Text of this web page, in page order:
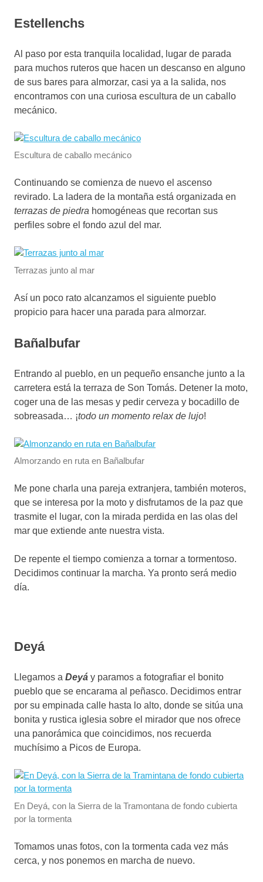
Estellenchs
Al paso por esta tranquila localidad, lugar de parada
para muchos ruteros que hacen un descanso en alguno
de sus bares para almorzar, casi ya a la salida, nos
encontramos con una curiosa escultura de un caballo
mecánico.
Escultura de caballo mecánico
Continuando se comienza de nuevo el ascenso
revirado. La ladera de la montaña está organizada en
terrazas de piedra homogéneas que recortan sus
perfiles sobre el fondo azul del mar.
Terrazas junto al mar
Así un poco rato alcanzamos el siguiente pueblo
propicio para hacer una parada para almorzar.
Bañalbufar
Entrando al pueblo, en un pequeño ensanche junto a la
carretera está la terraza de Son Tomás. Detener la moto,
coger una de las mesas y pedir cerveza y bocadillo de
sobreasada… ¡todo un momento relax de lujo!
Almorzando en ruta en Bañalbufar
Me pone charla una pareja extranjera, también moteros,
que se interesa por la moto y disfrutamos de la paz que
trasmite el lugar, con la mirada perdida en las olas del
mar que extiende ante nuestra vista.
De repente el tiempo comienza a tornar a tormentoso.
Decidimos continuar la marcha. Ya pronto será medio
día.
Deyá
Llegamos a Deyá y paramos a fotografiar el bonito
pueblo que se encarama al peñasco. Decidimos entrar
por su empinada calle hasta lo alto, donde se sitúa una
bonita y rustica iglesia sobre el mirador que nos ofrece
una panorámica que coincidimos, nos recuerda
muchísimo a Picos de Europa.
En Deyá, con la Sierra de la Tramontana de fondo cubierta
por la tormenta
Tomamos unas fotos, con la tormenta cada vez más
cerca, y nos ponemos en marcha de nuevo.